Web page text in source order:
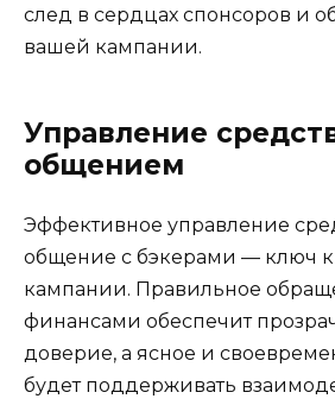
след в сердцах спонсоров и
вашей кампании.
Управление
общением
Эффективное управление
общение с бэкерами — ключ к
кампании. Правильное
финансами обеспечит
доверие, а ясное и
будет поддерживать